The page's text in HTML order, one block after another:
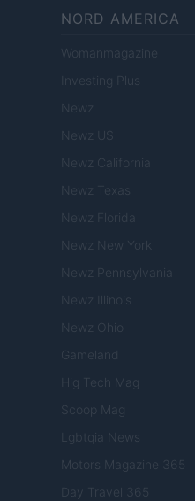
NORD AMERICA
Womanmagazine
Investing Plus
Newz
Newz US
Newz California
Newz Texas
Newz Florida
Newz New York
Newz Pennsylvania
Newz Illinois
Newz Ohio
Gameland
Hig Tech Mag
Scoop Mag
Lgbtqia News
Motors Magazine 365
Day Travel 365